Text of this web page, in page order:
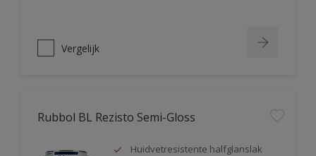
Vergelijk
Rubbol BL Rezisto Semi-Gloss
Huidvetresistente halfglanslak